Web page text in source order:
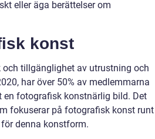
eller äga berättelser om
konst
tillgänglighet av utrustning och
har över 50% av medlemmarna
en fotografisk konstnärlig bild. Det
fokuserar på fotografisk konst runt
denna konstform.